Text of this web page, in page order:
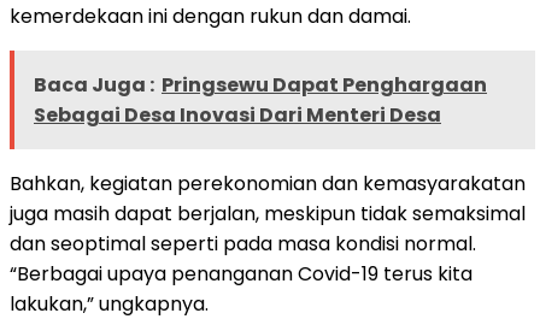
kemerdekaan ini dengan rukun dan damai.
Baca Juga : Pringsewu Dapat Penghargaan
Sebagai Desa Inovasi Dari Menteri Desa
Bahkan, kegiatan perekonomian dan kemasyarakatan
juga masih dapat berjalan, meskipun tidak semaksimal
dan seoptimal seperti pada masa kondisi normal.
“Berbagai upaya penanganan Covid-19 terus kita
lakukan,” ungkapnya.